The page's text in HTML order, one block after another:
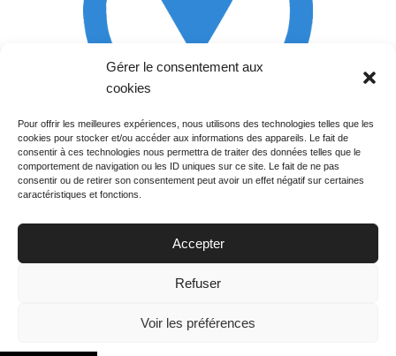
Gérer le consentement aux
cookies
Pour offrir les meilleures expériences, nous utilisons des technologies telles que les
cookies pour stocker et/ou accéder aux informations des appareils. Le fait de
consentir à ces technologies nous permettra de traiter des données telles que le
comportement de navigation ou les ID uniques sur ce site. Le fait de ne pas
consentir ou de retirer son consentement peut avoir un effet négatif sur certaines
caractéristiques et fonctions.
Accepter
Refuser
Voir les préférences
Rechercher votre
programme
Votre soirée :